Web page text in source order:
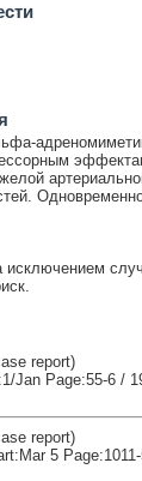
исключением
report)
Jan Page:55-6 /
report)
5